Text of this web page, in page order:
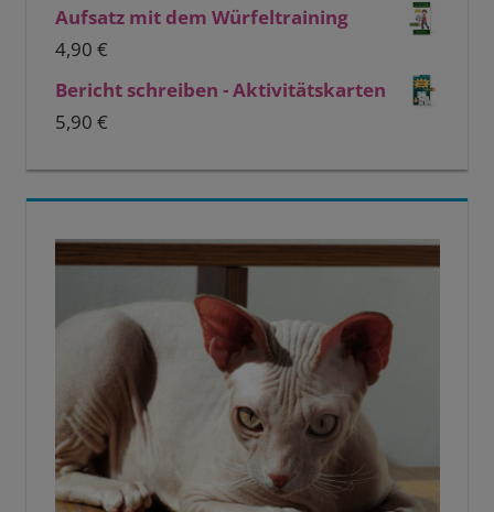
Aufsatz mit dem Würfeltraining
4,90 €
Bericht schreiben - Aktivitätskarten
5,90 €